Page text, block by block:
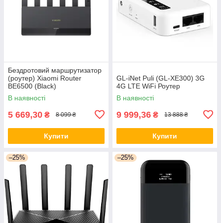
Бездротовий маршрутизатор
(роутер) Xiaomi Router
BE6500 (Black)
В наявності
5 669,30 ₴ 8 099 ₴
Купити
GL-iNet Puli (GL-XE300) 3G
4G LTE WiFi Роутер
В наявності
9 999,36 ₴ 13 888 ₴
Купити
–25% –25%